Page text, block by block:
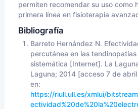
permiten recomendar su uso como
primera línea en fisioterapia
Bibliografía
Barreto Hernández N.
percutánea en las
sistemática [Internet]. La
Laguna; 2014 [acceso 7 de
en:
https://riull.ull.es/xmlui/